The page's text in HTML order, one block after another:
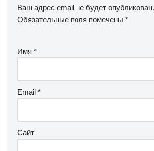
Ваш адрес email не будет опубликован.
Обязательные поля помечены *
Имя *
Email *
Сайт